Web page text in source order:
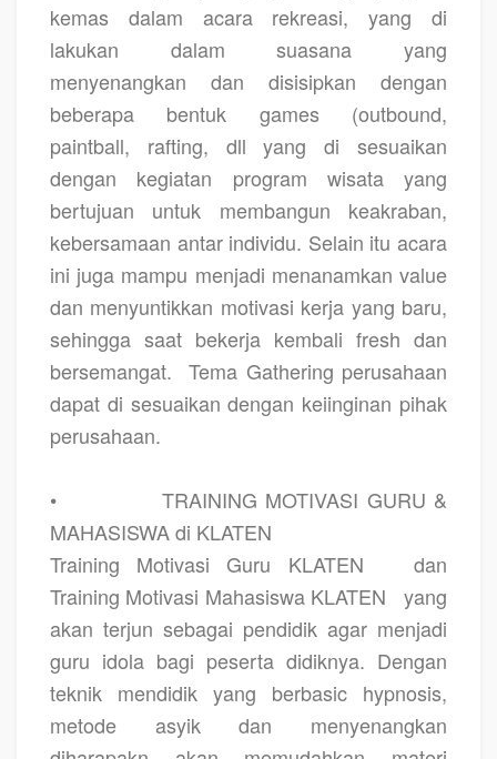
kemas dalam acara rekreasi, yang di
lakukan dalam suasana yang
menyenangkan dan disisipkan dengan
beberapa bentuk games (outbound,
paintball, rafting, dll yang di sesuaikan
dengan kegiatan program wisata yang
bertujuan untuk membangun keakraban,
kebersamaan antar individu. Selain itu acara
ini juga mampu menjadi menanamkan value
dan menyuntikkan motivasi kerja yang baru,
sehingga saat bekerja kembali fresh dan
bersemangat.
Tema Gathering perusahaan
dapat di sesuaikan dengan keiinginan pihak
perusahaan.
•
TRAINING MOTIVASI GURU &
MAHASISWA di KLATEN
Training Motivasi Guru KLATEN
dan
Training Motivasi Mahasiswa KLATEN
yang
akan terjun sebagai pendidik agar menjadi
guru idola bagi peserta didiknya. Dengan
teknik mendidik yang berbasic hypnosis,
metode asyik dan menyenangkan